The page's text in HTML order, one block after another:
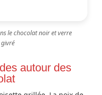
le chocolat noir et verre
autour des